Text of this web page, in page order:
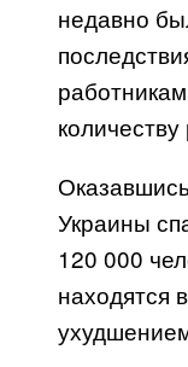
недавно
Украины
120 000
находятся